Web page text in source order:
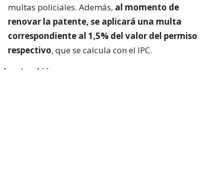
multas policiales. Además, al momento de
renovar la patente, se aplicará una multa
correspondiente al 1,5% del valor del permiso
respectivo, que se calcula con el IPC.
Lee también...